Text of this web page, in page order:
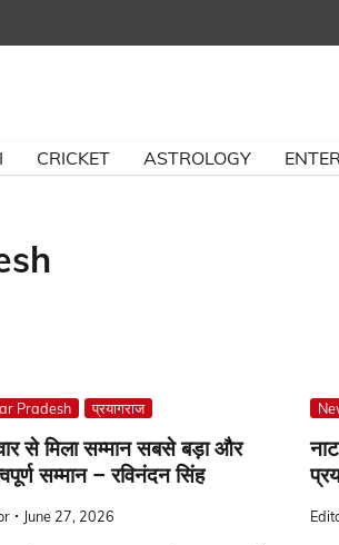
CRICKET ASTROLOGY
Pradesh प्रयागराज
से मिला सम्मान सबसे बड़ा और
सम्मान – रविनंदन सिंह
June 27, 2026